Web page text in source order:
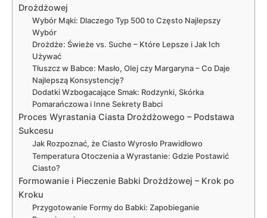
Drożdżowej
Wybór Mąki: Dlaczego Typ 500 to Często Najlepszy
Wybór
Drożdże: Świeże vs. Suche – Które Lepsze i Jak Ich
Używać
Tłuszcz w Babce: Masło, Olej czy Margaryna – Co Daje
Najlepszą Konsystencję?
Dodatki Wzbogacające Smak: Rodzynki, Skórka
Pomarańczowa i Inne Sekrety Babci
Proces Wyrastania Ciasta Drożdżowego – Podstawa
Sukcesu
Jak Rozpoznać, że Ciasto Wyrosło Prawidłowo
Temperatura Otoczenia a Wyrastanie: Gdzie Postawić
Ciasto?
Formowanie i Pieczenie Babki Drożdżowej – Krok po
Kroku
Przygotowanie Formy do Babki: Zapobieganie